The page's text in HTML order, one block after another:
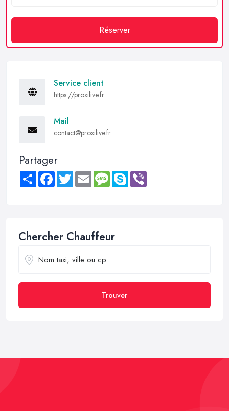
Réserver
Service client
https://proxilive.fr
Mail
contact@proxilive.fr
Partager
Share FacebookTwitter Email MessageSkype
Chercher Chauffeur
Trouver